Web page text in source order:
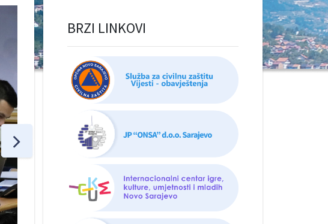
BRZI LINKOVI